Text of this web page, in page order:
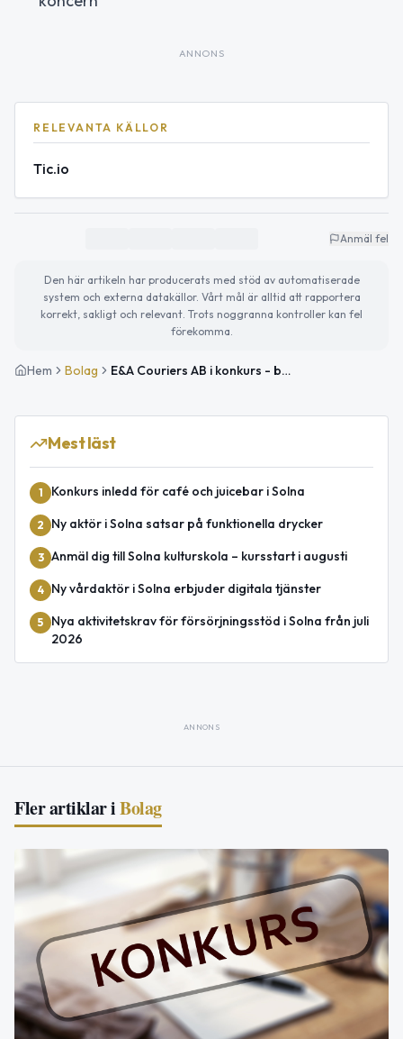
ANNONS
RELEVANTA KÄLLOR
Tic.io
Anmäl fel
Den här artikeln har producerats med stöd av automatiserade
system och externa datakällor. Vårt mål är alltid att rapportera
korrekt, sakligt och relevant. Trots noggranna kontroller kan fel
förekomma.
Hem Bolag E&A Couriers AB i konkurs - bud- och kurirverksamhet
Mest läst
1 Konkurs inledd för café och juicebar i Solna
2 Ny aktör i Solna satsar på funktionella drycker
3 Anmäl dig till Solna kulturskola – kursstart i augusti
4 Ny vårdaktör i Solna erbjuder digitala tjänster
5
Nya aktivitetskrav för försörjningsstöd i Solna från juli
2026
ANNONS
Fler artiklar iBolag